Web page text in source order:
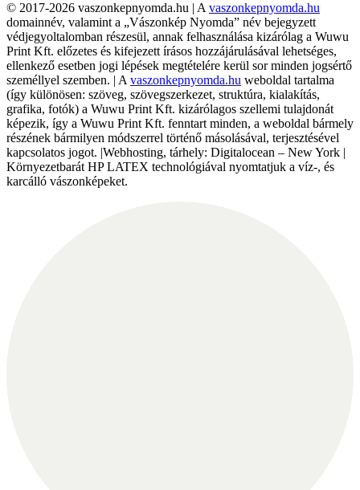
© 2017-2026 vaszonkepnyomda.hu | A vaszonkepnyomda.hu
domainnév, valamint a „Vászonkép Nyomda” név bejegyzett
védjegyoltalomban részesül, annak felhasználása kizárólag a Wuwu
Print Kft. előzetes és kifejezett írásos hozzájárulásával lehetséges,
ellenkező esetben jogi lépések megtételére kerül sor minden jogsértő
személlyel szemben. | A vaszonkepnyomda.hu weboldal tartalma
(így különösen: szöveg, szövegszerkezet, struktúra, kialakítás,
grafika, fotók) a Wuwu Print Kft. kizárólagos szellemi tulajdonát
képezik, így a Wuwu Print Kft. fenntart minden, a weboldal bármely
részének bármilyen módszerrel történő másolásával, terjesztésével
kapcsolatos jogot. |Webhosting, tárhely: Digitalocean – New York |
Környezetbarát HP LATEX technológiával nyomtatjuk a víz-, és
karcálló vászonképeket.